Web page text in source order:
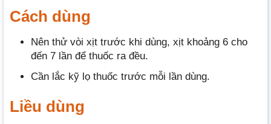
Cách dùng
Nên thử vòi xịt trước khi dùng, xịt khoảng 6 cho
đến 7 lần để thuốc ra đều.
Cần lắc kỹ lọ thuốc trước mỗi lần dùng.
Liều dùng